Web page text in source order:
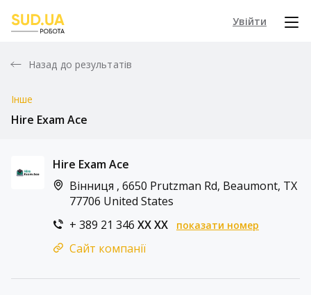
Увійти
Назад до результатів
Інше
Hire Exam Ace
Hire Exam Ace
Вінниця , 6650 Prutzman Rd, Beaumont, TX
77706 United States
+ 389 21 346 XX XX показати номер
Сайт компанії